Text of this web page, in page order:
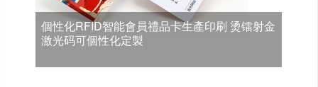
個性化RFID智能會員禮品卡生產印刷 烫镭射金
激光码可個性化定製